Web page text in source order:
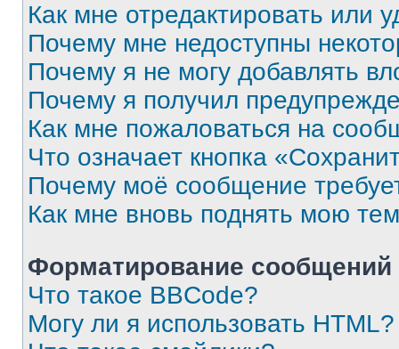
Как мне отредактировать или
Почему мне недоступны
Почему я не могу добавлять
Почему я получил
Как мне пожаловаться на
Что означает кнопка
Почему моё сообщение
Как мне вновь поднять мою
Форматирование
Что такое BBCode?
Могу ли я использовать HTML?